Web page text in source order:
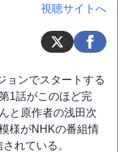
視聴サイトへ
ョンでスタートする
1話がこのほど完
と原作者の浅田次
様がNHKの番組情
れている。